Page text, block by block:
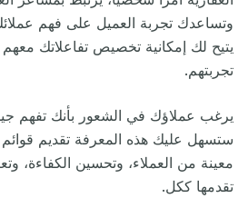
وتساعدك تجربة العميل على فهم
يتيح لك إمكانية تخصيص تفاعلاتك
تجربتهم.
يرغب عملاؤك في الشعور بأنك تفهم
ستسهل عليك هذه المعرفة تقديم
معينة من العملاء، وتحسين الكفاءة،
تقدمها ككل.